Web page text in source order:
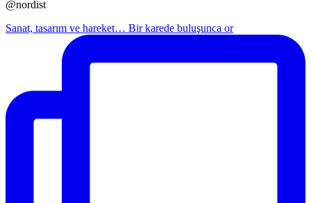
@nordist
Sanat, tasarım ve hareket… Bir karede buluşunca or